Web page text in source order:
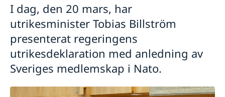
I dag, den 20 mars, har
utrikesminister Tobias Billström
presenterat regeringens
utrikesdeklaration med anledning av
Sveriges medlemskap i Nato.